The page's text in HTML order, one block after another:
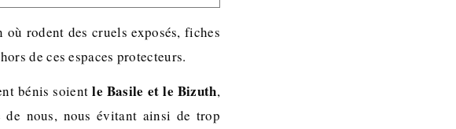
rodent des cruels exposés, fiches
de ces espaces protecteurs.
bénis soientle Basile et le Bizuth,
de nous, nous évitant ainsi de trop